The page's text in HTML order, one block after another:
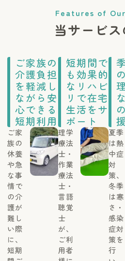
Features of
当サービ
ご家族の
介護負担
を軽減し
ながら安
心できる
短期利用
ご家
族の
休養
や急
な事
情で
の介
護が
難し
い際
に、
短期
短期間で
も効果的
なリハビ
リで在宅
生活をサ
ポート
理学
療法
士・
作業
療法
士・
言語
聴覚
士
が、
ご利
用者
援
夏季
は熱
中症
対
策、
冬季
は寒
さ・
感染
症対
策を
行